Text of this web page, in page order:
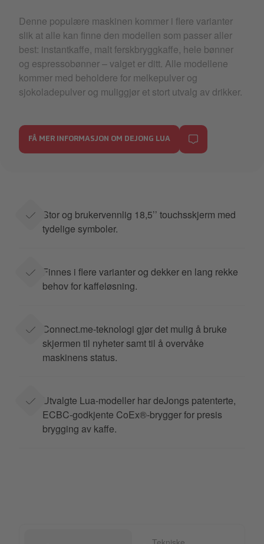
Denne populære maskinen kommer i flere varianter
slik at alle kan finne den modellen som passer aller
best: instantkaffe, malt ferskbryggkaffe, hele bønner
og espressobønner – valget er ditt. Alle modellene
kommer med beholdere for melkepulver og
sjokoladepulver og muliggjør et stort utvalg av drikker.
FÅ MER INFORMASJON OM DEJONG LUA
Stor og brukervennlig 18,5’’ touchsskjerm med
tydelige symboler.
Finnes i flere varianter og dekker en lang rekke
behov for kaffeløsning.
Connect.me-teknologi gjør det mulig å bruke
skjermen til nyheter samt til å overvåke
maskinens status.
Utvalgte Lua-modeller har deJongs patenterte,
ECBC-godkjente CoEx®-brygger for presis
brygging av kaffe.